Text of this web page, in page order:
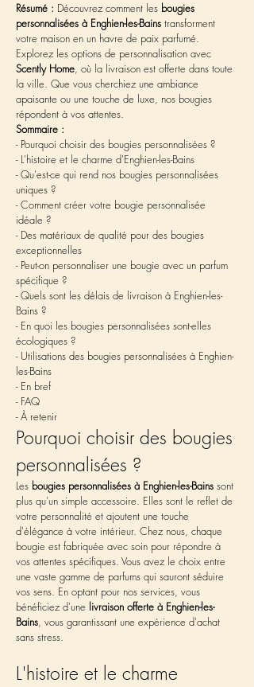
Résumé : Découvrez comment les bougies
personnalisées à Enghien-les-Bains transforment
votre maison en un havre de paix parfumé.
Explorez les options de personnalisation avec
Scently Home, où la livraison est offerte dans toute
la ville. Que vous cherchiez une ambiance
apaisante ou une touche de luxe, nos bougies
répondent à vos attentes.
Sommaire :
- Pourquoi choisir des bougies personnalisées ?
- L'histoire et le charme d'Enghien-les-Bains
- Qu'est-ce qui rend nos bougies personnalisées
uniques ?
- Comment créer votre bougie personnalisée
idéale ?
- Des matériaux de qualité pour des bougies
exceptionnelles
- Peut-on personnaliser une bougie avec un parfum
spécifique ?
- Quels sont les délais de livraison à Enghien-les-
Bains ?
- En quoi les bougies personnalisées sont-elles
écologiques ?
- Utilisations des bougies personnalisées à Enghien-
les-Bains
- En bref
- FAQ
- À retenir
Pourquoi choisir des bougies
personnalisées ?
Les bougies personnalisées à Enghien-les-Bains sont
plus qu'un simple accessoire. Elles sont le reflet de
votre personnalité et ajoutent une touche
d'élégance à votre intérieur. Chez nous, chaque
bougie est fabriquée avec soin pour répondre à
vos attentes spécifiques. Vous avez le choix entre
une vaste gamme de parfums qui sauront séduire
vos sens. En optant pour nos services, vous
bénéficiez d'une livraison offerte à Enghien-les-
Bains, vous garantissant une expérience d'achat
sans stress.
L'histoire et le charme